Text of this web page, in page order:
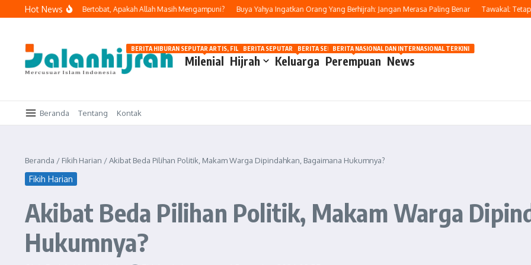
Lewati ke konten
Hot News
Dosa dan Bertobat, Apakah Allah Masih Mengampuni? Buya Yahya Ingatkan Orang Yang Berhijrah: Jangan Merasa Paling Benar Tawakal: Tetap
Milenial
BERITA HIBURAN SEPUTAR ARTIS, FILM, DAN GOSIP
Hijrah Keluarga
BERITA SEPUTAR OTOMOTIF HARI INI
Perempuan
BERITA SEPUTAR KECANTIKAN WANITA
News
BERITA NASIONAL DAN INTERNASIONAL TERKINI
Beranda Tentang Kontak
Beranda / Fikih Harian /Akibat Beda Pilihan Politik, Makam Warga Dipindahkan, Bagaimana Hukumnya?
Fikih Harian
Akibat Beda Pilihan Politik, Makam Warga
Hukumnya?